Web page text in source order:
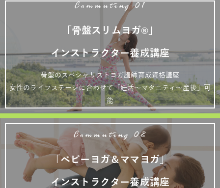
Commuting 01
「骨盤スリムヨガ®」
インストラクター養成講座
骨盤のスペシャリストヨガ講師育成資格講座
女性のライフステージに合わせて「妊活～マタニティ～産後」可
能
Commuting 02
「ベビーヨガ＆ママヨガ」
インストラクター養成講座